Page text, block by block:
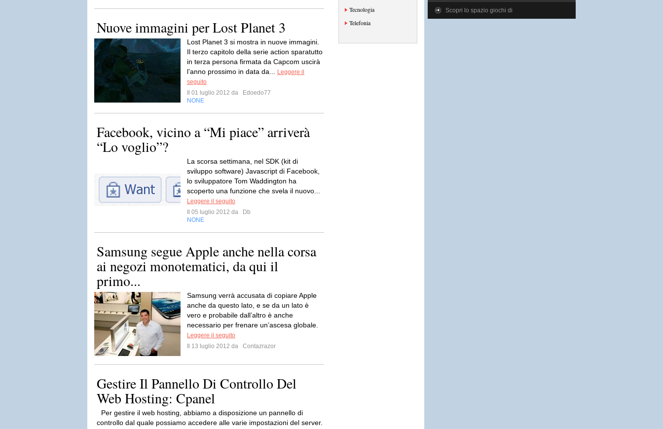
Nuove immagini per Lost Planet 3
Lost Planet 3 si mostra in nuove immagini.
Il terzo capitolo della serie action sparatutto
in terza persona firmata da Capcom uscirà
l’anno prossimo in data da...
Leggere il
seguito
Il 01 luglio 2012 da
Edoedo77
NONE
Facebook, vicino a “Mi piace” arriverà
“Lo voglio”?
La scorsa settimana, nel SDK (kit di
sviluppo software) Javascript di Facebook,
lo sviluppatore Tom Waddington ha
scoperto una funzione che svela il nuovo...
Leggere il seguito
Il 05 luglio 2012 da
Db
NONE
Samsung segue Apple anche nella corsa
ai negozi monotematici, da qui il
primo...
Samsung verrà accusata di copiare Apple
anche da questo lato, e se da un lato è
vero e probabile dall’altro è anche
necessario per frenare un’ascesa globale.
Leggere il seguito
Il 13 luglio 2012 da
Contazrazor
Gestire Il Pannello Di Controllo Del
Web Hosting: Cpanel
Per gestire il web hosting, abbiamo a disposizione un pannello di
controllo dal quale possiamo accedere alle varie impostazioni del server.
Tecnologia
Telefonia
Scopri lo spazio giochi di